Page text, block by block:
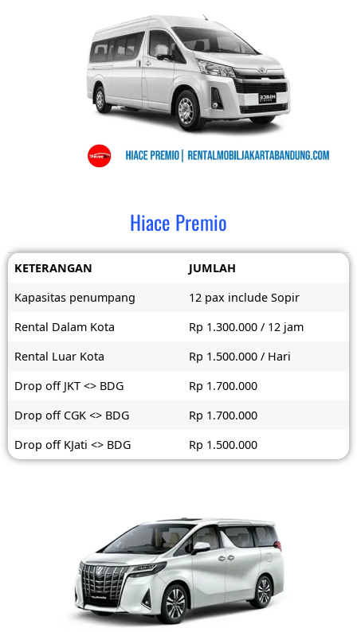
Hiace Premio
KETERANGAN
JUMLAH
Kapasitas penumpang
12 pax include Sopir
Rental Dalam Kota
Rp 1.300.000 / 12 jam
Rental Luar Kota
Rp 1.500.000 / Hari
Drop off JKT <> BDG
Rp 1.700.000
Drop off CGK <> BDG
Rp 1.700.000
Drop off KJati <> BDG
Rp 1.500.000